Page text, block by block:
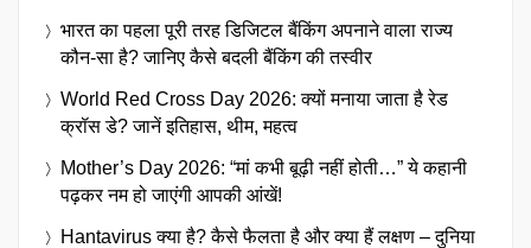
भारत का पहला पूरी तरह डिजिटल बैंकिंग अपनाने वाला राज्य
कौन-सा है? जानिए कैसे बदली बैंकिंग की तस्वीर
World Red Cross Day 2026: क्यों मनाया जाता है रेड
क्रॉस डे? जानें इतिहास, थीम, महत्व
Mother’s Day 2026: “मां कभी बूढ़ी नहीं होती…” ये कहानी
पढ़कर नम हो जाएंगी आपकी आंखें!
Hantavirus क्या है? कैसे फैलता है और क्या हैं लक्षण – दुनिया